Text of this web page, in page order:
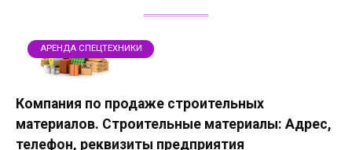
АРЕНДА СПЕЦТЕХНИКИ
Компания по продаже строительных
материалов. Строительные материалы: Адрес,
телефон, реквизиты предприятия